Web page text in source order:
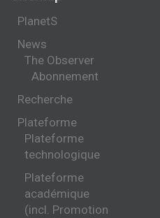
PlanetS
News
The Observer
Abonnement
Recherche
Plateforme
Plateforme
technologique
Plateforme
académique
(incl. Promotion